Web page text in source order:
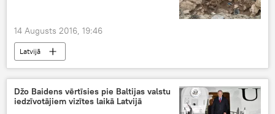
14 Augusts 2016, 19:46
Latvijā
Džo Baidens vērtīsies pie Baltijas valstu
iedzīvotājiem vizītes laikā Latvijā